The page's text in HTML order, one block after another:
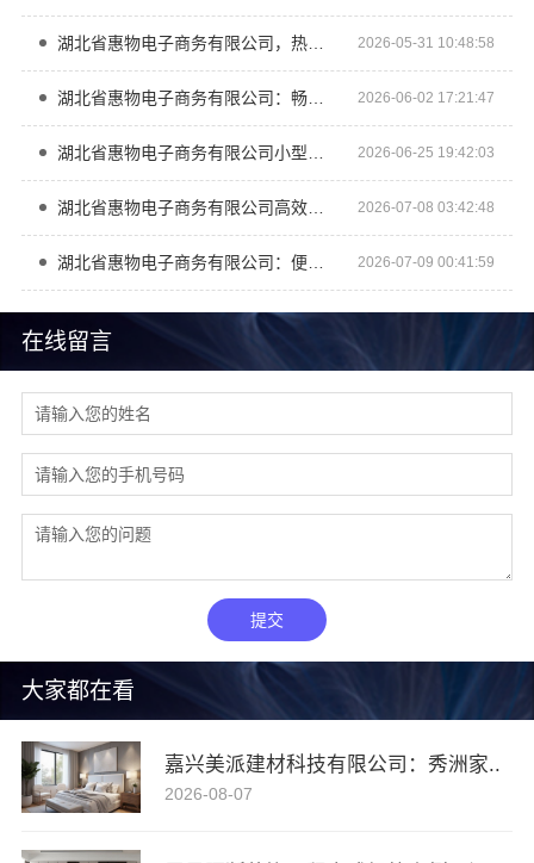
大家都在看
嘉兴美派建材科技有限公司：秀洲家..
2026-08-07
在线留言
提交
湖北省惠物电子商务有限公司，热门家居百货平台优势尽显 2026-05-31 10:48:58
湖北省惠物电子商务有限公司：畅销生鲜食品软件功能大揭秘 2026-06-02 17:21:47
湖北省惠物电子商务有限公司小型生鲜食品代理商价格 2026-06-25 19:42:03
湖北省惠物电子商务有限公司高效生鲜食品服务商价格 2026-07-08 03:42:48
湖北省惠物电子商务有限公司：便宜数码家电平台好不好评测 2026-07-09 00:41:59